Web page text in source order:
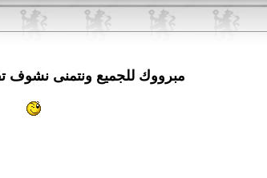
مبرووك للجميع ونتمنى نشوف